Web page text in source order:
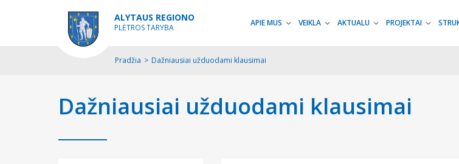
ALYTAUS REGIONO
PLĖTROS TARYBA APIE MUS VEIKLA AKTUALU PROJEKTAI
Pradžia > Dažniausiai užduodami klausimai
Dažniausiai užduodami klausimai